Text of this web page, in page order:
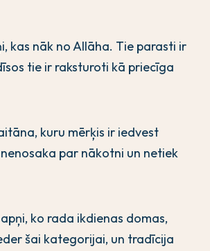
kas nāk no Allāha. Tie parasti ir
tie ir raksturoti kā priecīga
kuru mērķis ir iedvest
par nākotni un netiek
ko rada ikdienas domas,
šai kategorijai, un tradīcija